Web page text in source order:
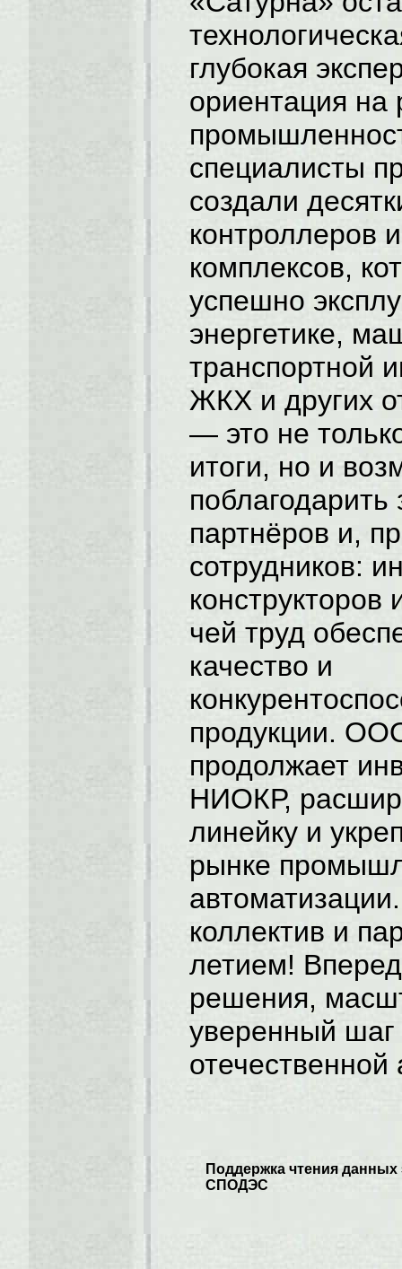
глубокая
ориентация на
специалисты
создали
контроллеров
комплексов,
успешно
энергетике,
транспортной
ЖКХ и других
— это не
итоги, но и
поблагодарить
партнёров и,
сотрудников:
конструкторов
чей труд
качество и
продукции.
продолжает
НИОКР,
линейку и
рынке
коллектив и
летием!
решения,
уверенный
отечественной
Поддержка чтения данных
СПОДЭС